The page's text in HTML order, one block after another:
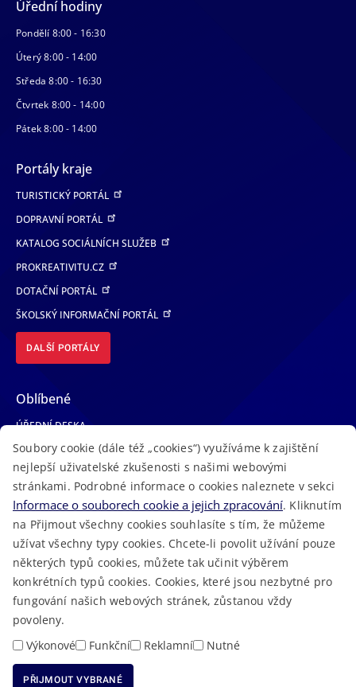
Úřední hodiny
Pondělí 8:00 - 16:30
Úterý 8:00 - 14:00
Středa 8:00 - 16:30
Čtvrtek 8:00 - 14:00
Pátek 8:00 - 14:00
Portály kraje
TURISTICKÝ PORTÁL
DOPRAVNÍ PORTÁL
KATALOG SOCIÁLNÍCH SLUŽEB
PROKREATIVITU.CZ
DOTAČNÍ PORTÁL
ŠKOLSKÝ INFORMAČNÍ PORTÁL
DALŠÍ PORTÁLY
Oblíbené
ÚŘEDNÍ DESKA
TELEFONNÍ SEZNAM
LÉKAŘSKÁ POHOTOVOST
VOLNÁ MÍSTA
AKTUALITY
2023 © Královéhradecký kraj • Vytvořeno vMacron Software
RSS • Mapa stránek •Cookies Prohlášení o přístupnosti
Soubory cookie (dále též „cookies“) využíváme k zajištění
nejlepší uživatelské zkušenosti s našimi webovými
stránkami. Podrobné informace o cookies naleznete v sekci
Informace o souborech cookie a jejich zpracování. Kliknutím
na Přijmout všechny cookies souhlasíte s tím, že můžeme
užívat všechny typy cookies. Chcete-li povolit užívání pouze
některých typů cookies, můžete tak učinit výběrem
konkrétních typů cookies. Cookies, které jsou nezbytné pro
fungování našich webových stránek, zůstanou vždy
povoleny.
Výkonové
Funkční Reklamní Nutné
PŘIJMOUT VYBRANÉ